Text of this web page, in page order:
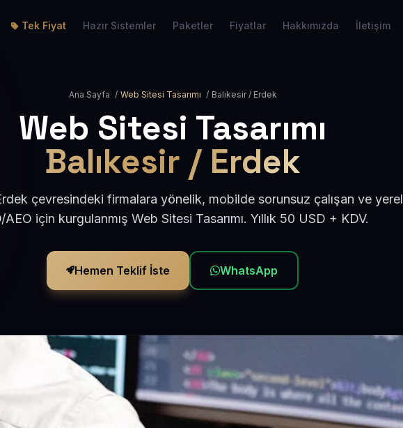
Tek Fiyat Hazır Sistemler Paketler Fiyatlar Hakkımızda İletişim
Ana Sayfa / Web Sitesi Tasarımı / Balıkesir / Erdek
Web Sitesi Tasarımı
Balıkesir / Erdek
çevresindeki firmalara yönelik, mobilde sorunsuz çalışan ve yerel
AEO için kurgulanmış Web Sitesi Tasarımı. Yıllık 50 USD + KDV.
Hemen Teklif İste WhatsApp